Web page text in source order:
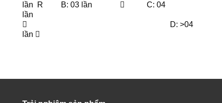
lần R B: 03 lần  C: 04
lần
 D: >04
lần 